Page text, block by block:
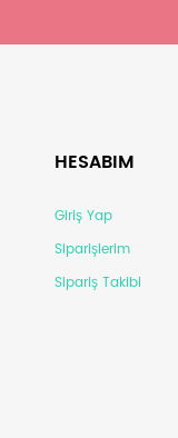
HESABIM
Giriş Yap
Siparişlerim
Sipariş Takibi